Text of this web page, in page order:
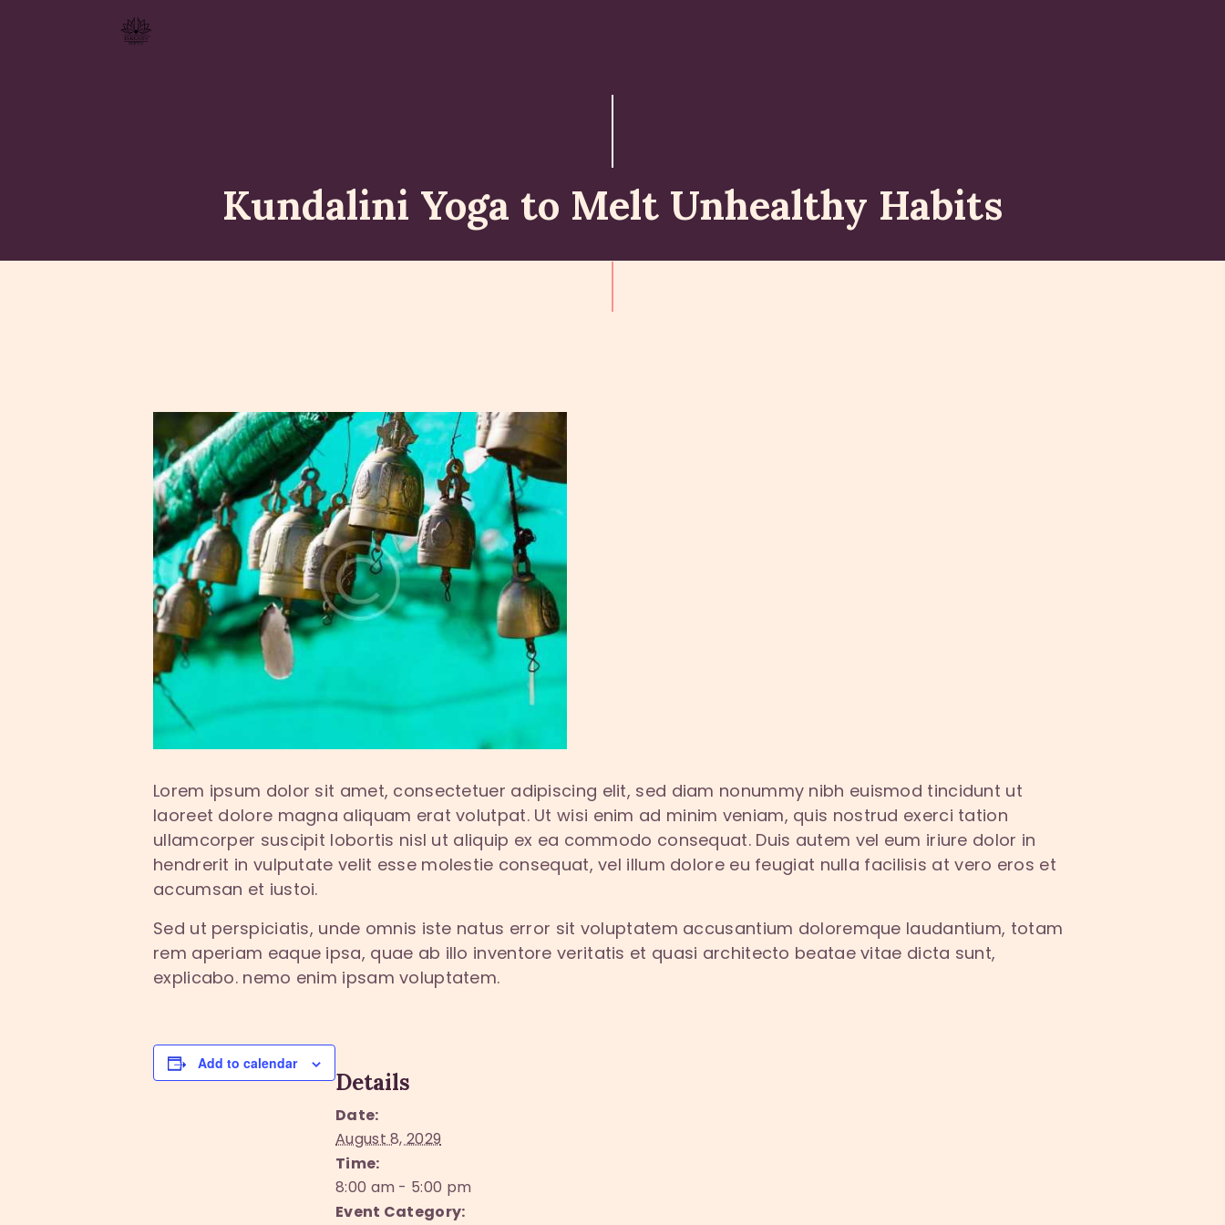
Kundalini Yoga to Melt Unhealthy Habits
MATCHLESS GIFTS
NEWSLETTER
DONATE
Lorem ipsum dolor sit amet, consectetuer adipiscing elit, sed diam nonummy nibh euismod tincidunt ut
laoreet dolore magna aliquam erat volutpat. Ut wisi enim ad minim veniam, quis nostrud exerci tation
ullamcorper suscipit lobortis nisl ut aliquip ex ea commodo consequat. Duis autem vel eum iriure dolor in
hendrerit in vulputate velit esse molestie consequat, vel illum dolore eu feugiat nulla facilisis at vero eros et
accumsan et iustoi.
Sed ut perspiciatis, unde omnis iste natus error sit voluptatem accusantium doloremque laudantium, totam
rem aperiam eaque ipsa, quae ab illo inventore veritatis et quasi architecto beatae vitae dicta sunt,
explicabo. nemo enim ipsam voluptatem.
Add to calendar
Details
Date:
August 8, 2029
Time:
8:00 am - 5:00 pm
Event Category: